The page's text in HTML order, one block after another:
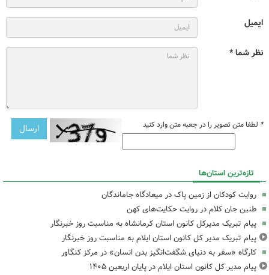
ایمیل
نظر شما *
* لطفا متن تصویر را در جعبه متن وارد کنید
تازه‌ترین استان‌ها
روایت کودکان از زمین پاک در میعادگاه جاماندگان
طنین جان کلام در روایت حکایت‌های کهن
پیام تبریک مدیرکل کانون استان کرمانشاه به مناسبت روز خبرنگار
پیام تبریک مدیر کل کانون استان ایلام به مناسبت روز خبرنگار
کارگاه «سفر به دنیای شگفت‌انگیز بدن انسان» در مرکز کنگاور
پیام مدیر کل کانون استان ایلام در پایان اربعین ۱۴۰۵